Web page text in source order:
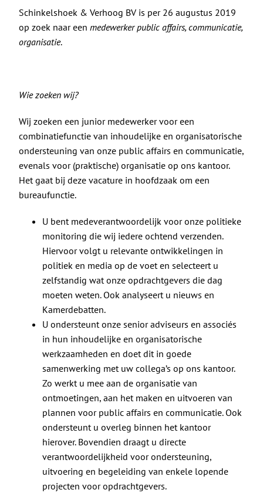
Schinkelshoek & Verhoog BV is per 26 augustus 2019
op zoek naar een medewerker public affairs, communicatie,
organisatie.
Wie zoeken wij?
Wij zoeken een junior medewerker voor een
combinatiefunctie van inhoudelijke en organisatorische
ondersteuning van onze public affairs en communicatie,
evenals voor (praktische) organisatie op ons kantoor.
Het gaat bij deze vacature in hoofdzaak om een
bureaufunctie.
U bent medeverantwoordelijk voor onze politieke
monitoring die wij iedere ochtend verzenden.
Hiervoor volgt u relevante ontwikkelingen in
politiek en media op de voet en selecteert u
zelfstandig wat onze opdrachtgevers die dag
moeten weten. Ook analyseert u nieuws en
Kamerdebatten.
U ondersteunt onze senior adviseurs en associés
in hun inhoudelijke en organisatorische
werkzaamheden en doet dit in goede
samenwerking met uw collega’s op ons kantoor.
Zo werkt u mee aan de organisatie van
ontmoetingen, aan het maken en uitvoeren van
plannen voor public affairs en communicatie. Ook
ondersteunt u overleg binnen het kantoor
hierover. Bovendien draagt u directe
verantwoordelijkheid voor ondersteuning,
uitvoering en begeleiding van enkele lopende
projecten voor opdrachtgevers.